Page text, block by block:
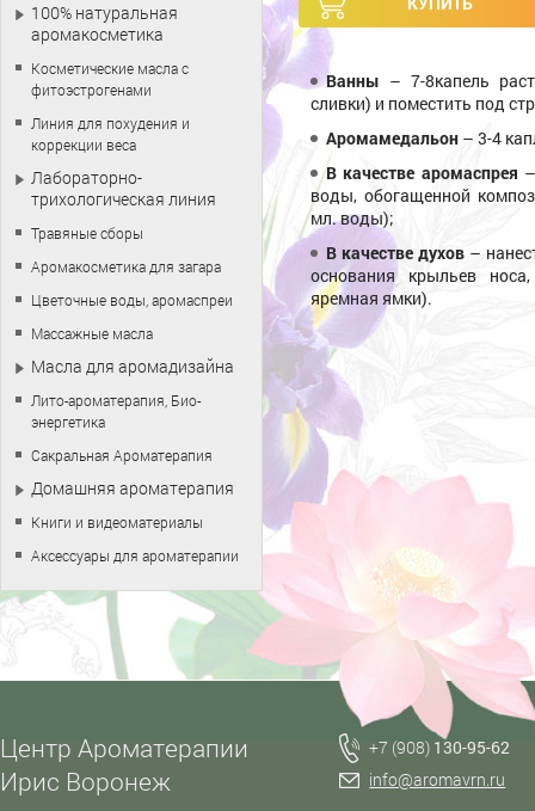
Ванны – 7-8капель
сливки) и поместить под
Аромамедальон – 3-4
В качестве аромаспрея
воды, обогащенной
мл. воды);
В качестве духов –
основания крыльев
яремная ямки).
100% натуральная
аромакосметика
Косметические масла с
фитоэстрогенами
Линия для похудения и
коррекции веса
Лабораторно-
трихологическая линия
Травяные сборы
Аромакосметика для загара
Цветочные воды, аромаспреи
Массажные масла
Масла для аромадизайна
Лито-ароматерапия, Био-
энергетика
Сакральная Ароматерапия
Домашняя ароматерапия
Книги и видеоматериалы
Аксессуары для ароматерапии
Центр Ароматерапии
Ирис Воронеж
+7 (908) 130-95-62
info@aromavrn.ru